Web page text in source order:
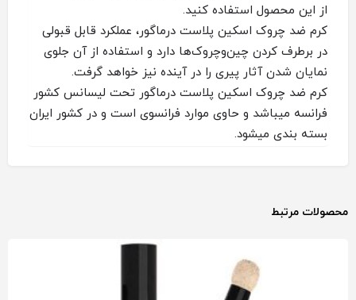
از این محصول استفاده کنید.
کرم ضد چروک اسکین پلاست درماگور، عملکرد قابل قبولی
در برطرف کردن چین‌وچروک‌ها دارد و استفاده از آن جلوی
نمایان شدن آثار پیری را در آینده نیز خواهد گرفت.
کرم ضد چروک اسکین پلاست درماگور تحت لیسانس کشور
فرانسه میباشد و حاوی موارد فرانسوی است و در کشور ایران
بسته بندی میشود.
محصولات مرتبط